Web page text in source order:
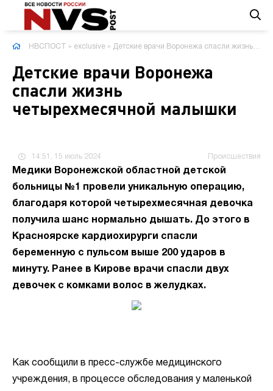
НВСПОСТ » exclusive » Детские врачи Воронежа спасли жизнь четырехмесячной малышки
Детские врачи Воронежа
спасли жизнь
четырехмесячной малышки
14:51, 15 июль 2024 Происшествия
Медики Воронежской областной детской
больницы №1 провели уникальную операцию,
благодаря которой четырехмесячная девочка
получила шанс нормально дышать. До этого в
Красноярске кардиохирурги спасли
беременную с пульсом выше 200 ударов в
минуту. Ранее в Кирове врачи спасли двух
девочек с комками волос в желудках.
Как сообщили в пресс-службе медицинского
учреждения, в процессе обследования у маленькой